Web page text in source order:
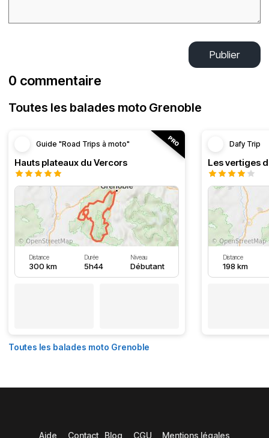
Publier
0 commentaire
Toutes les balades moto Grenoble
Guide "Road Trips à moto"
Hauts plateaux du Vercors
Distance
300 km
Durée
5h44
Niveau
Débutant
Dafy Trip
Les vertiges
Distance
198 km
Toutes les balades moto Grenoble
Aide Contact Blog CGU Mentions légales